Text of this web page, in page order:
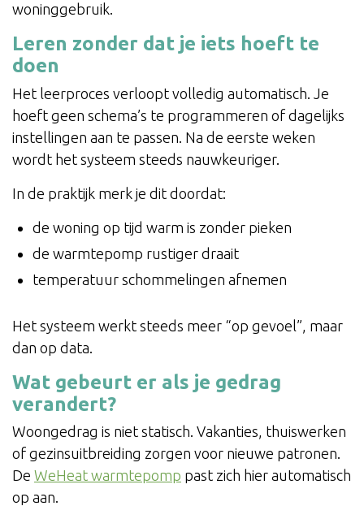
woninggebruik.
Leren zonder dat je iets hoeft te
doen
Het leerproces verloopt volledig automatisch. Je
hoeft geen schema’s te programmeren of dagelijks
instellingen aan te passen. Na de eerste weken
wordt het systeem steeds nauwkeuriger.
In de praktijk merk je dit doordat:
de woning op tijd warm is zonder pieken
de warmtepomp rustiger draait
temperatuur schommelingen afnemen
Het systeem werkt steeds meer “op gevoel”, maar
dan op data.
Wat gebeurt er als je gedrag
verandert?
Woongedrag is niet statisch. Vakanties, thuiswerken
of gezinsuitbreiding zorgen voor nieuwe patronen.
De WeHeat warmtepomp past zich hier automatisch
op aan.